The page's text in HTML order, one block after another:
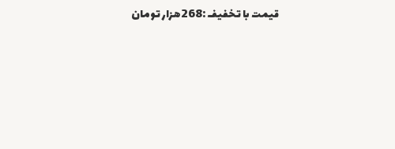
قیمت با تخفیف :268هزار تومان